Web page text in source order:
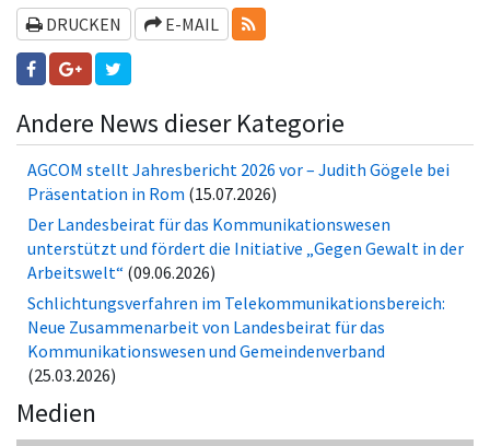
DRUCKEN E-MAIL RSS-FEEDS
Andere News dieser Kategorie
AGCOM stellt Jahresbericht 2026 vor – Judith Gögele bei
Präsentation in Rom (15.07.2026)
Der Landesbeirat für das Kommunikationswesen
unterstützt und fördert die Initiative „Gegen Gewalt in der
Arbeitswelt“ (09.06.2026)
Schlichtungsverfahren im Telekommunikationsbereich:
Neue Zusammenarbeit von Landesbeirat für das
Kommunikationswesen und Gemeindenverband
(25.03.2026)
Medien